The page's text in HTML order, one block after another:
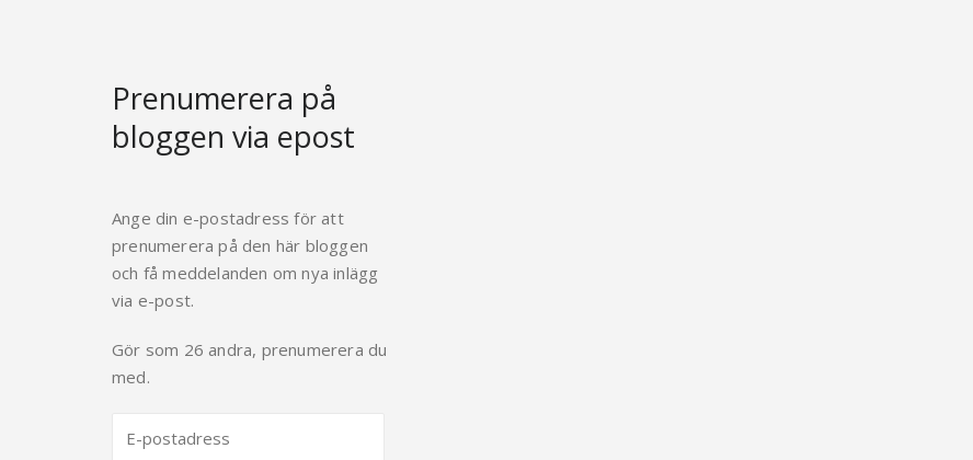
Prenumerera på
bloggen via epost
Ange din e-postadress för att
prenumerera på den här bloggen
och få meddelanden om nya inlägg
via e-post.
Gör som 26 andra, prenumerera du
med.